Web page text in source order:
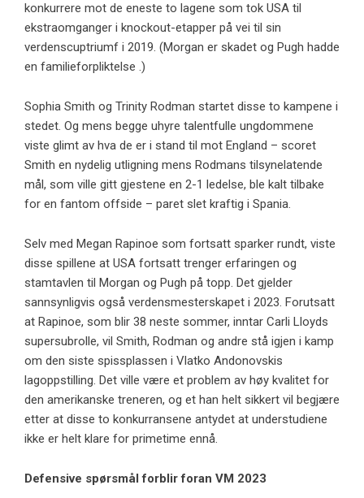
konkurrere mot de eneste to lagene som tok USA til
ekstraomganger i knockout-etapper på vei til sin
verdenscuptriumf i 2019. (Morgan er skadet og Pugh hadde
en familieforpliktelse .)
Sophia Smith og Trinity Rodman startet disse to kampene i
stedet. Og mens begge uhyre talentfulle ungdommene
viste glimt av hva de er i stand til mot England – scoret
Smith en nydelig utligning mens Rodmans tilsynelatende
mål, som ville gitt gjestene en 2-1 ledelse, ble kalt tilbake
for en fantom offside – paret slet kraftig i Spania.
Selv med Megan Rapinoe som fortsatt sparker rundt, viste
disse spillene at USA fortsatt trenger erfaringen og
stamtavlen til Morgan og Pugh på topp. Det gjelder
sannsynligvis også verdensmesterskapet i 2023. Forutsatt
at Rapinoe, som blir 38 neste sommer, inntar Carli Lloyds
supersubrolle, vil Smith, Rodman og andre stå igjen i kamp
om den siste spissplassen i Vlatko Andonovskis
lagoppstilling. Det ville være et problem av høy kvalitet for
den amerikanske treneren, og et han helt sikkert vil begjære
etter at disse to konkurransene antydet at understudiene
ikke er helt klare for primetime ennå.
Defensive spørsmål forblir foran VM 2023